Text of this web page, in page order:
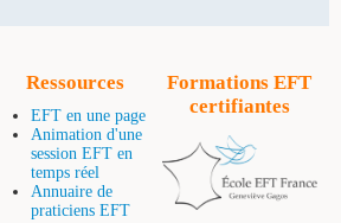
Ressources
EFT en une page
Animation d'une
session EFT en
temps réel
Annuaire de
praticiens EFT
Formations EFT
certifiantes